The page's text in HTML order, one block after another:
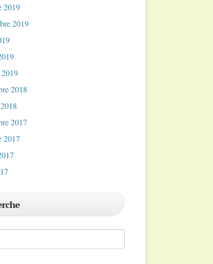
2019
2019
2018
2017
2017